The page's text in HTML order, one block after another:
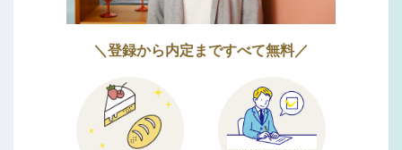
＼登録から内定まですべて無料／